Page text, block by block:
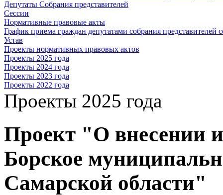
Депутаты Собрания представителей
Сессии
Нормативные правовые акты
График приема граждан депутатами собрания представителей
Устав
Проекты нормативных правовых актов
Проекты 2025 года
Проекты 2024 года
Проекты 2023 года
Проекты 2022 года
Проекты 2025 года
Проект "О внесении
Борское
Самарской области"